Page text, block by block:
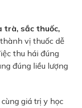
trà, sắc thuốc,
vị thuốc dễ
thu hái đúng
đúng liều lượng
giá trị y học